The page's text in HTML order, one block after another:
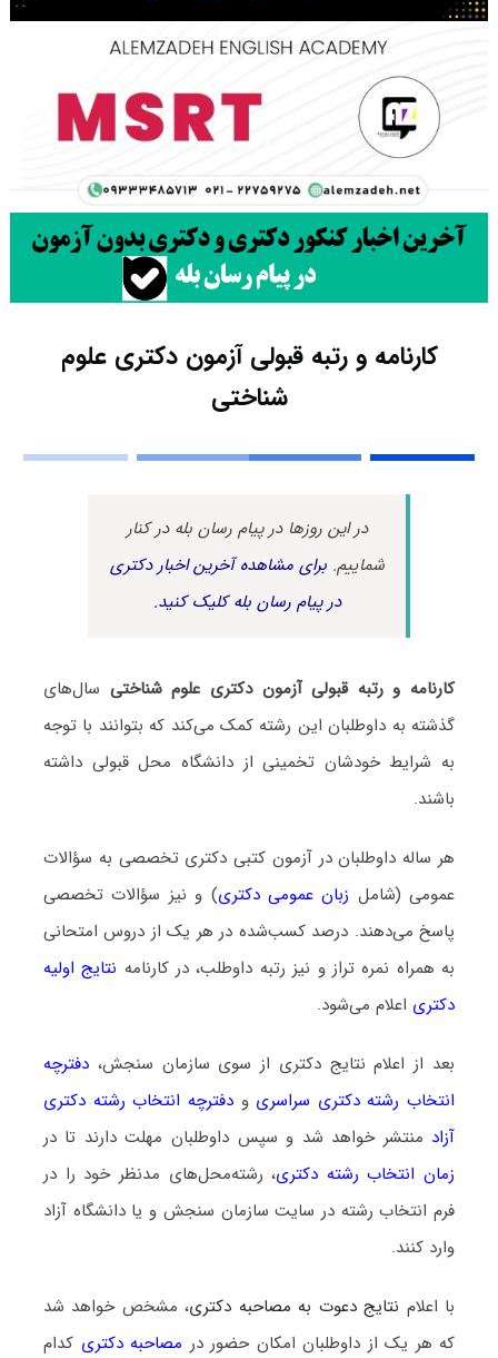
کارنامه و رتبه قبولی آزمون دکتری علوم
شناختی
در این روزها در پیام رسان بله در کنار
شماییم.برای مشاهده آخرین اخبار دکتری
در پیام رسان بله کلیک کنید.
کارنامه و رتبه قبولی آزمون دکتری علوم شناختی سال‌های
گذشته به داوطلبان این رشته کمک می‌کند که بتوانند با توجه
به شرایط خودشان تخمینی از دانشگاه محل قبولی داشته
باشند.
هر ساله داوطلبان در آزمون کتبی دکتری تخصصی به سؤالات
عمومی (شامل زبان عمومی دکتری) و نیز سؤالات تخصصی
پاسخ می‌دهند. درصد کسب‌شده در هر یک از دروس امتحانی
به همراه نمره تراز و نیز رتبه داوطلب، در کارنامه نتایج اولیه
دکتری اعلام می‌شود.
بعد از اعلام نتایج دکتری از سوی سازمان سنجش،دفترچه
انتخاب رشته دکتری سراسری ودفترچه انتخاب رشته دکتری
آزاد منتشر خواهد شد و سپس داوطلبان مهلت دارند تا در
زمان انتخاب رشته دکتری، رشته‌محل‌های مدنظر خود را در
فرم انتخاب رشته در سایت سازمان سنجش و یا دانشگاه آزاد
وارد کنند.
با اعلام نتایج دعوت به مصاحبه دکتری، مشخص خواهد شد
که هر یک از داوطلبان امکان حضور در مصاحبه دکتری کدام